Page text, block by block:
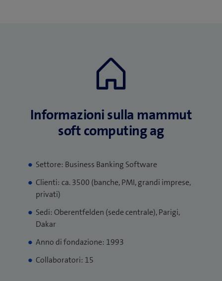
Informazioni sulla mammut
soft computing ag
Settore: Business Banking Software
Clienti: ca. 3500 (banche, PMI, grandi imprese,
privati)
Sedi: Oberentfelden (sede centrale), Parigi,
Dakar
Anno di fondazione: 1993
Collaboratori: 15